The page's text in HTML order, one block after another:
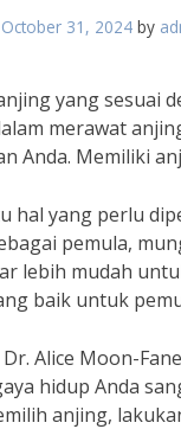
October 31, 2024 by
yang sesuai
merawat
Anda. Memiliki
hal yang perlu
pemula,
lebih mudah
baik untuk
Alice Moon-
hidup Anda
anjing,